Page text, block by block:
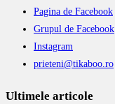
Pagina de Facebook
Grupul de Facebook
Instagram
prieteni@tikaboo.ro
Ultimele articole